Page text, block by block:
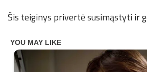
Šis teiginys privertė susimąstyti ir